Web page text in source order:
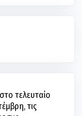
τελευταίο
τις